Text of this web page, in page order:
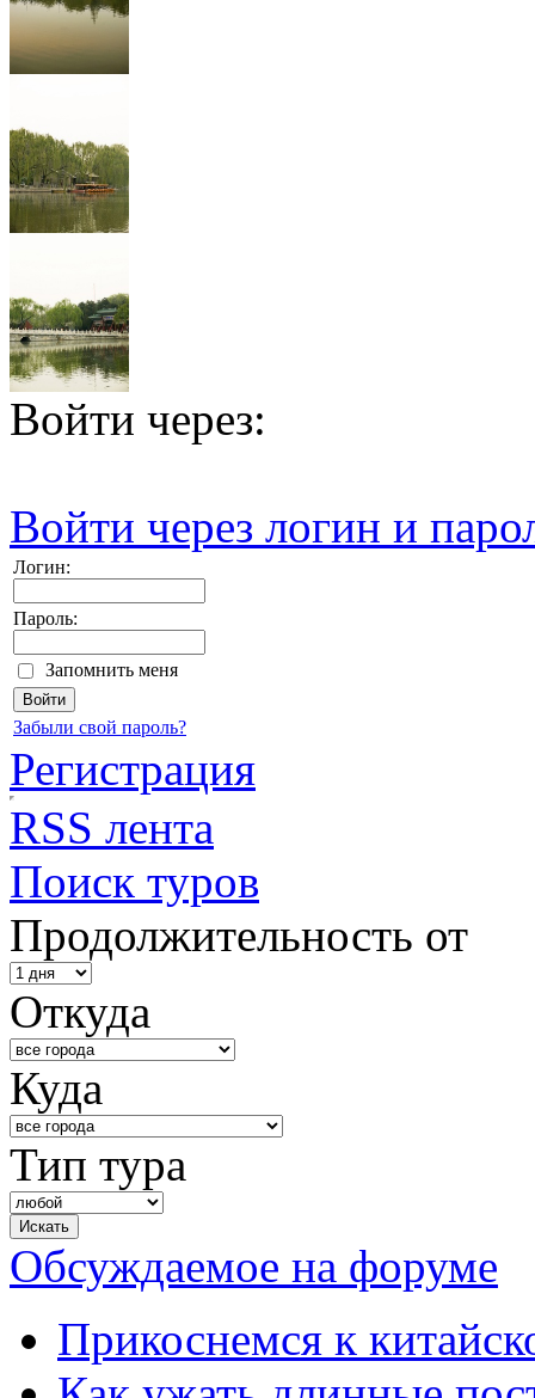
Войти через:
Войти через логин и
Логин:
Пароль:
Запомнить меня
Забыли свой пароль?
Регистрация
RSS лента
Поиск туров
Продолжительность от
Откуда
Куда
Тип тура
Обсуждаемое на форуме
Прикоснемся к